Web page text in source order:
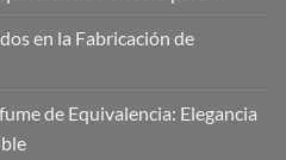
en la Fabricación de
de Equivalencia: Elegancia